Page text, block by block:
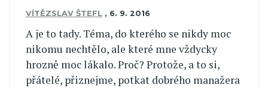
VÍTĚZSLAV ŠTEFL , 6. 9. 2016
A je to tady. Téma, do kterého se nikdy moc
nikomu nechtělo, ale které mne vždycky
hrozně moc lákalo. Proč? Protože, a to si,
přátelé, přiznejme, potkat dobrého manažera